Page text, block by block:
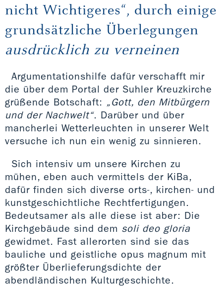
nicht Wichtigeres“, durch einige
grundsätzliche Überlegungen
ausdrücklich zu verneinen
Argumentationshilfe dafür verschafft mir
die über dem Portal der Suhler Kreuzkirche
grüßende Botschaft: „Gott, den Mitbürgern
und der Nachwelt“. Darüber und über
mancherlei Wetterleuchten in unserer Welt
versuche ich nun ein wenig zu sinnieren.
Sich intensiv um unsere Kirchen zu
mühen, eben auch vermittels der KiBa,
dafür finden sich diverse orts-, kirchen- und
kunstgeschichtliche Rechtfertigungen.
Bedeutsamer als alle diese ist aber: Die
Kirchgebäude sind dem soli deo gloria
gewidmet. Fast allerorten sind sie das
bauliche und geistliche opus magnum mit
größter Überlieferungsdichte der
abendländischen Kulturgeschichte.